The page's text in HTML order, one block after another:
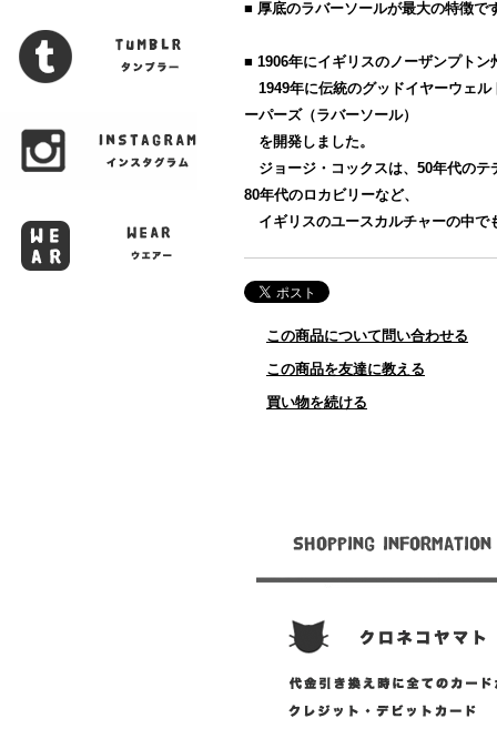
■ 厚底のラバーソールが最大の特徴で
■ 1906年にイギリスのノーザンプトン
1949年に伝統のグッドイヤーウェル
ーパーズ（ラバーソール）
を開発しました。
ジョージ・コックスは、50年代のテ
80年代のロカビリーなど、
イギリスのユースカルチャーの中で
この商品について問い合わせる
この商品を友達に教える
買い物を続ける